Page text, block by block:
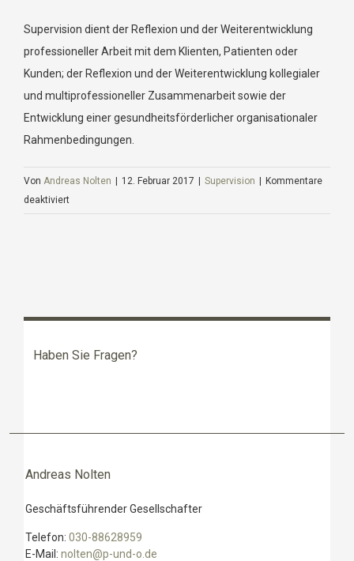
Supervision dient der Reflexion und der Weiterentwicklung
professioneller Arbeit mit dem Klienten, Patienten oder
Kunden; der Reflexion und der Weiterentwicklung kollegialer
und multiprofessioneller Zusammenarbeit sowie der
Entwicklung einer gesundheitsförderlicher organisationaler
Rahmenbedingungen.
Von Andreas Nolten | 12. Februar 2017 | Supervision | Kommentare
deaktiviertfür
Haben Sie Fragen?
Andreas Nolten
Geschäftsführender Gesellschafter
Telefon: 030-88628959
E-Mail: nolten@p-und-o.de